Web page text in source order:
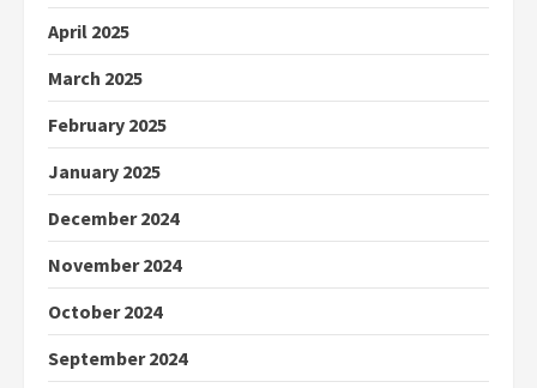
April 2025
March 2025
February 2025
January 2025
December 2024
November 2024
October 2024
September 2024